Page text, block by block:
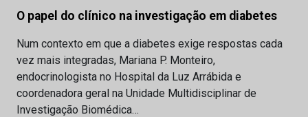
O papel do clínico na investigação em diabetes
Num contexto em que a diabetes exige respostas cada
vez mais integradas, Mariana P. Monteiro,
endocrinologista no Hospital da Luz Arrábida e
coordenadora geral na Unidade Multidisciplinar de
Investigação Biomédica…